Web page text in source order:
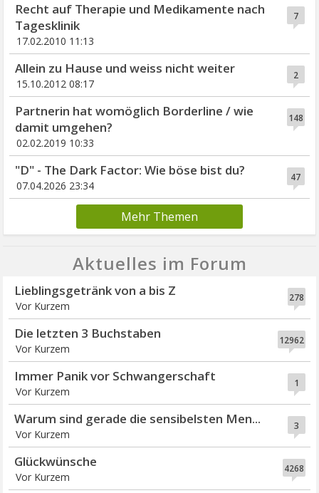
7
Recht auf Therapie und Medikamente nach
Tagesklinik
17.02.2010 11:13
2
Allein zu Hause und weiss nicht weiter
15.10.2012 08:17
148
Partnerin hat womöglich Borderline / wie
damit umgehen?
02.02.2019 10:33
47
"D" - The Dark Factor: Wie böse bist du?
07.04.2026 23:34
Mehr Themen
Aktuelles im Forum
278
Lieblingsgetränk von a bis Z
Vor Kurzem
12962
Die letzten 3 Buchstaben
Vor Kurzem
1
Immer Panik vor Schwangerschaft
Vor Kurzem
3
Warum sind gerade die sensibelsten Men...
Vor Kurzem
4268
Glückwünsche
Vor Kurzem